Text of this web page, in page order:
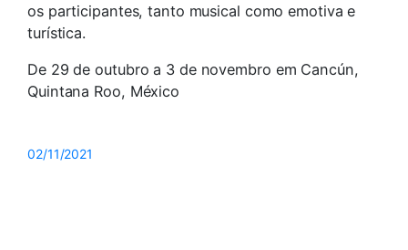
os participantes, tanto musical como emotiva e
turística.
De 29 de outubro a 3 de novembro em Cancún,
Quintana Roo, México
02/11/2021